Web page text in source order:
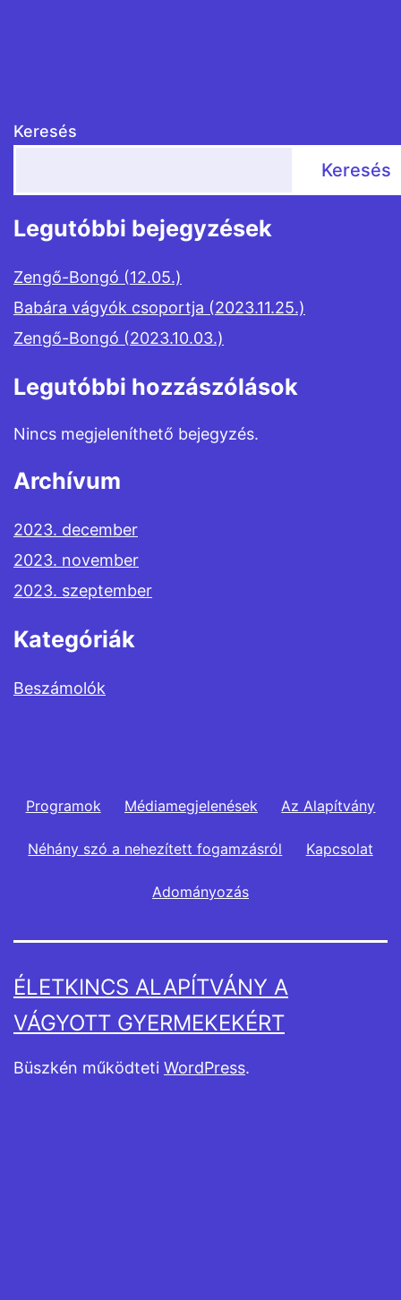
Keresés
Keresés
Legutóbbi bejegyzések
Zengő-Bongó (12.05.)
Babára vágyók csoportja (2023.11.25.)
Zengő-Bongó (2023.10.03.)
Legutóbbi hozzászólások
Nincs megjeleníthető bejegyzés.
Archívum
2023. december
2023. november
2023. szeptember
Kategóriák
Beszámolók
Programok Médiamegjelenések Az Alapítvány
Néhány szó a nehezített fogamzásról Kapcsolat
Adományozás
ÉLETKINCS ALAPÍTVÁNY A
VÁGYOTT GYERMEKEKÉRT
Büszkén működteti WordPress.